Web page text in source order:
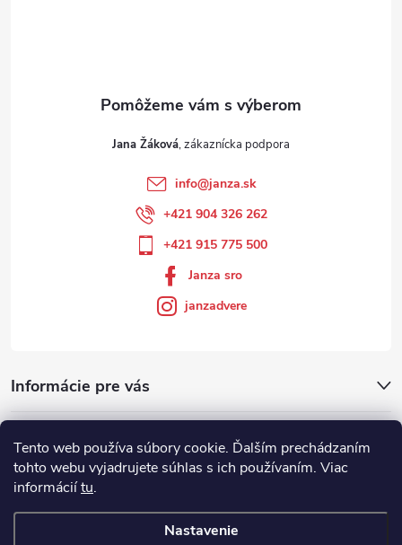
Tento web používa súbory cookie. Ďalším prechádzaním
tohto webu vyjadrujete súhlas s ich používaním. Viac
informáciítu.
Nastavenie
Informácie pre vás
Jana Žáková
info@janza.sk
+421 904 326 262
+421 915 775 500
Janza sro
janzadvere
Showroom